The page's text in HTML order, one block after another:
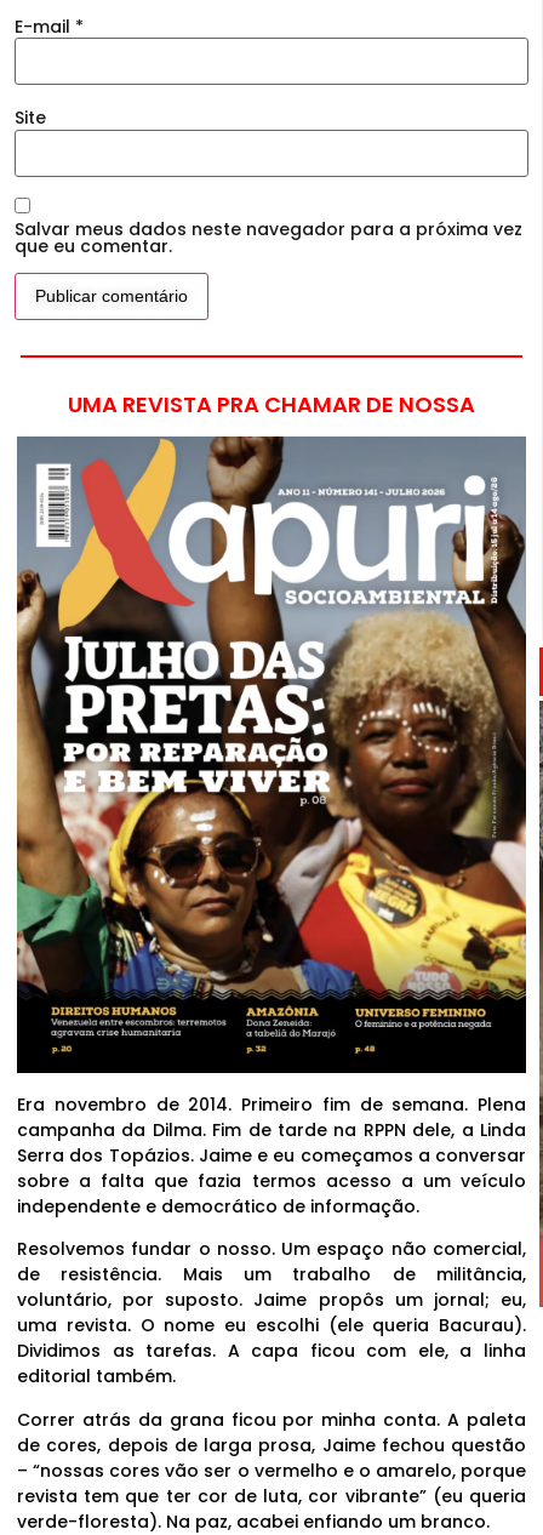
E-mail *
Site
Salvar meus dados neste navegador para a próxima vez
que eu comentar.
UMA REVISTA PRA CHAMAR DE NOSSA
Era novembro de 2014. Primeiro fim de semana. Plena
campanha da Dilma. Fim de tarde na RPPN dele, a Linda
Serra dos Topázios. Jaime e eu começamos a conversar
sobre a falta que fazia termos acesso a um veículo
independente e democrático de informação.
Resolvemos fundar o nosso. Um espaço não comercial,
de resistência. Mais um trabalho de militância,
voluntário, por suposto. Jaime propôs um jornal; eu,
uma revista. O nome eu escolhi (ele queria Bacurau).
Dividimos as tarefas. A capa ficou com ele, a linha
editorial também.
Correr atrás da grana ficou por minha conta. A paleta
de cores, depois de larga prosa, Jaime fechou questão
– “nossas cores vão ser o vermelho e o amarelo, porque
revista tem que ter cor de luta, cor vibrante” (eu queria
verde-floresta). Na paz, acabei enfiando um branco.